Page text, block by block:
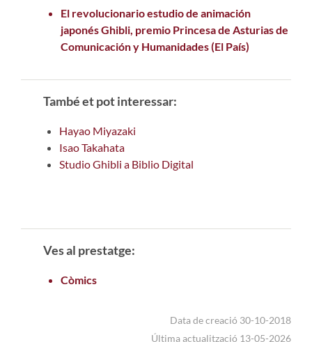
El revolucionario estudio de animación
japonés Ghibli, premio Princesa de Asturias de
Comunicación y Humanidades (El País)
També et pot interessar:
Hayao Miyazaki
Isao Takahata
Studio Ghibli a Biblio Digital
Ves al prestatge:
Còmics
Data de creació 30-10-2018
Última actualització 13-05-2026